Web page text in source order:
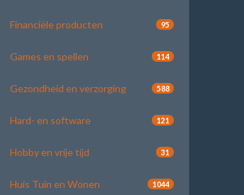
Financiële producten 95
Games en spellen 114
Gezondheid en verzorging 588
Hard- en software 121
Hobby en vrije tijd 31
Huis Tuin en Wonen 1044